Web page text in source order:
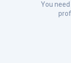
You